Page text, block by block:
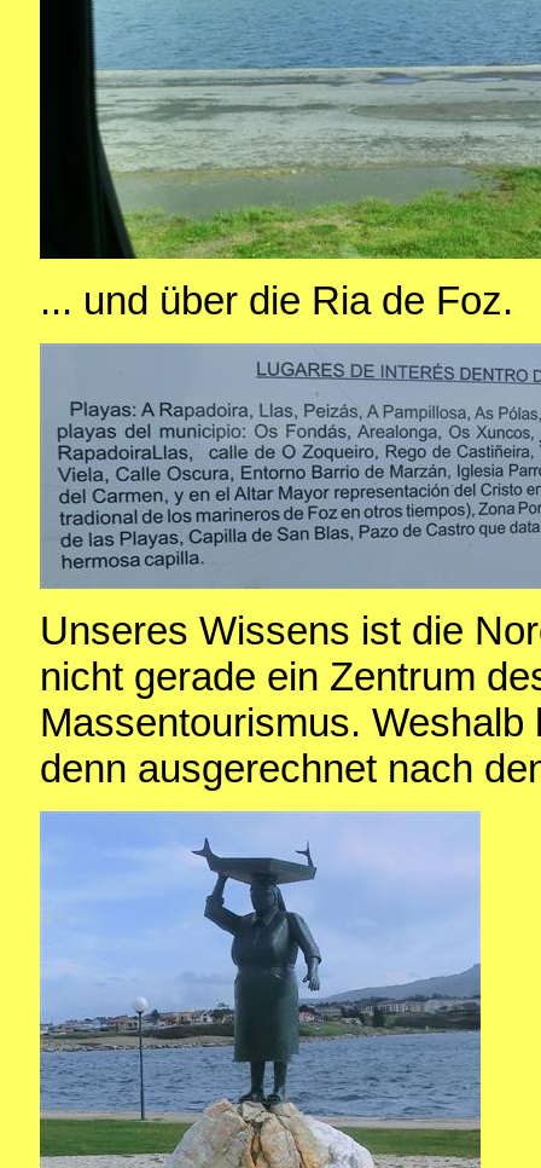
... und über die Ria de Foz.
Unseres Wissens ist die
nicht gerade ein Zentrum
Massentourismus.
denn ausgerechnet nach